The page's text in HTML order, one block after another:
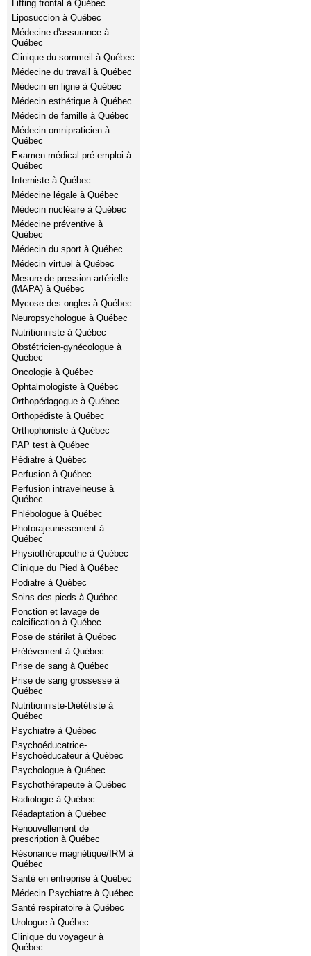
Lifting frontal à Québec
Liposuccion à Québec
Médecine d'assurance à
Québec
Clinique du sommeil à Québec
Médecine du travail à Québec
Médecin en ligne à Québec
Médecin esthétique à Québec
Médecin de famille à Québec
Médecin omnipraticien à
Québec
Examen médical pré-emploi à
Québec
Interniste à Québec
Médecine légale à Québec
Médecin nucléaire à Québec
Médecine préventive à
Québec
Médecin du sport à Québec
Médecin virtuel à Québec
Mesure de pression artérielle
(MAPA) à Québec
Mycose des ongles à Québec
Neuropsychologue à Québec
Nutritionniste à Québec
Obstétricien-gynécologue à
Québec
Oncologie à Québec
Ophtalmologiste à Québec
Orthopédagogue à Québec
Orthopédiste à Québec
Orthophoniste à Québec
PAP test à Québec
Pédiatre à Québec
Perfusion à Québec
Perfusion intraveineuse à
Québec
Phlébologue à Québec
Photorajeunissement à
Québec
Physiothérapeuthe à Québec
Clinique du Pied à Québec
Podiatre à Québec
Soins des pieds à Québec
Ponction et lavage de
calcification à Québec
Pose de stérilet à Québec
Prélèvement à Québec
Prise de sang à Québec
Prise de sang grossesse à
Québec
Nutritionniste-Diététiste à
Québec
Psychiatre à Québec
Psychoéducatrice-
Psychoéducateur à Québec
Psychologue à Québec
Psychothérapeute à Québec
Radiologie à Québec
Réadaptation à Québec
Renouvellement de
prescription à Québec
Résonance magnétique/IRM à
Québec
Santé en entreprise à Québec
Médecin Psychiatre à Québec
Santé respiratoire à Québec
Urologue à Québec
Clinique du voyageur à
Québec